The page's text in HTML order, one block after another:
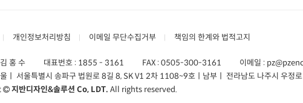
개인정보처리방침 이메일 무단수집거부 책임의 한계와 법적고지
홍 수 대표번호 : 1855 - 3161 FAX :0505-300-3161 이메일 :
울ㅣ 서울특별시 송파구 법원로 8길 8, SK V1 2차 1108~9호 ㅣ남부ㅣ 전라남도 나주시 우정
지반디자인&솔루션 Co, LDT. All rights reserved.